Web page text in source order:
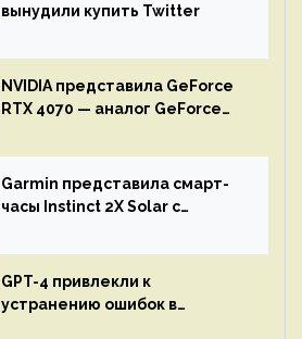
вынудили купить Twitter
NVIDIA представила GeForce
RTX 4070 — аналог GeForce
Garmin представила смарт-
часы Instinct 2X Solar с
GPT-4 привлекли к
устранению ошибок в